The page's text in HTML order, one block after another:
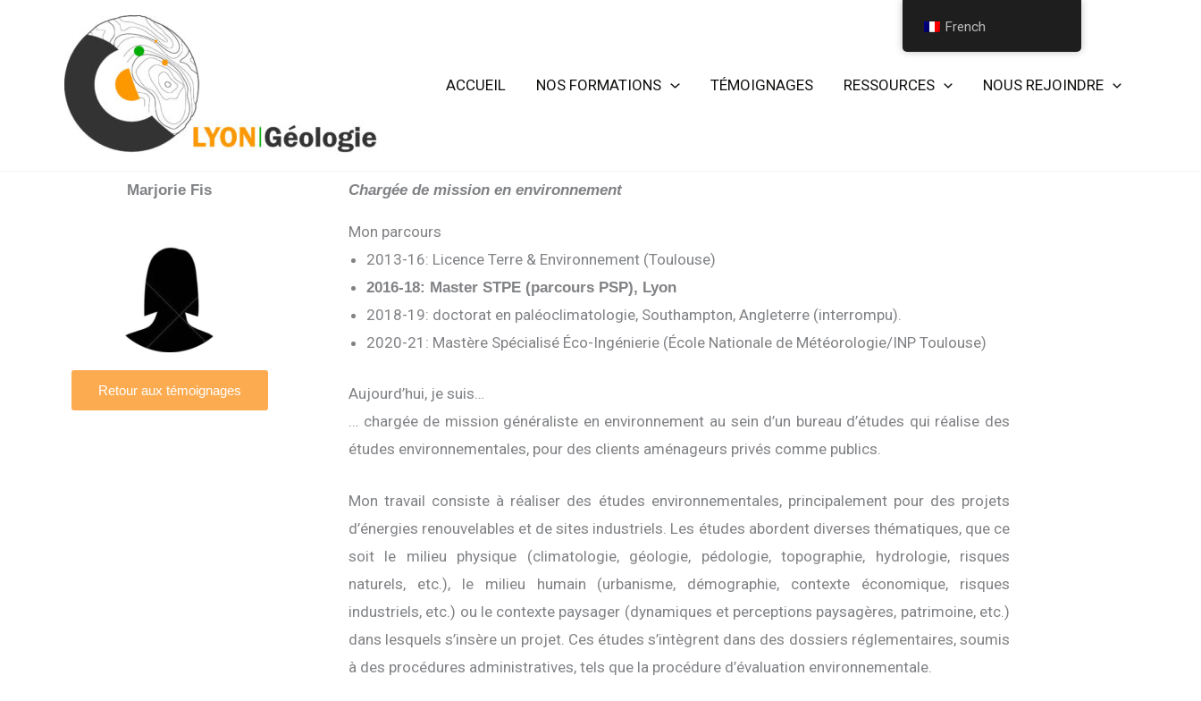
ACCUEIL
NOS FORMATIONS TÉMOIGNAGES RESSOURCES NOUS REJOINDRE
Marjorie Fis Chargée de mission en environnement
Retour aux témoignages
Mon parcours
2013-16: Licence Terre & Environnement (Toulouse)
2016-18: Master STPE (parcours PSP), Lyon
2018-19: doctorat en paléoclimatologie, Southampton, Angleterre (interrompu).
2020-21: Mastère Spécialisé Éco-Ingénierie (École Nationale de Météorologie/INP Toulouse)
Aujourd’hui, je suis…
… chargée de mission généraliste en environnement au sein d’un bureau d’études qui réalise des
études environnementales, pour des clients aménageurs privés comme publics.
Mon travail consiste à réaliser des études environnementales, principalement pour des projets
d’énergies renouvelables et de sites industriels. Les études abordent diverses thématiques, que ce
soit le milieu physique (climatologie, géologie, pédologie, topographie, hydrologie, risques
naturels, etc.), le milieu humain (urbanisme, démographie, contexte économique, risques
industriels, etc.) ou le contexte paysager (dynamiques et perceptions paysagères, patrimoine, etc.)
dans lesquels s’insère un projet. Ces études s’intègrent dans des dossiers réglementaires, soumis
à des procédures administratives, tels que la procédure d’évaluation environnementale.
French